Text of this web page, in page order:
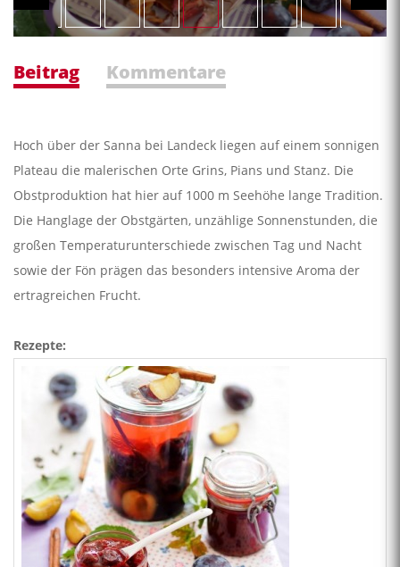
Beitrag Kommentare
Hoch über der Sanna bei Landeck liegen auf einem sonnigen
Plateau die malerischen Orte Grins, Pians und Stanz. Die
Obstproduktion hat hier auf 1000 m Seehöhe lange Tradition.
Die Hanglage der Obstgärten, unzählige Sonnenstunden, die
großen Temperaturunterschiede zwischen Tag und Nacht
sowie der Fön prägen das besonders intensive Aroma der
ertragreichen Frucht.
Rezepte: